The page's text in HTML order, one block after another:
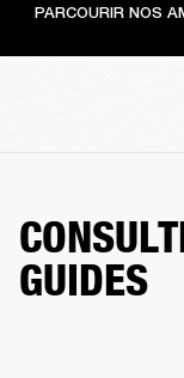
PARCOURIR NOS
GUIDES